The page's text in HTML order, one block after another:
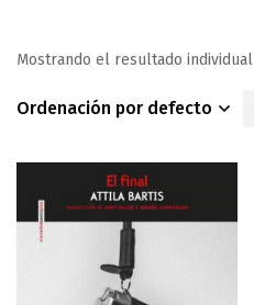
Mostrando el resultado individual
Ordenación por defecto